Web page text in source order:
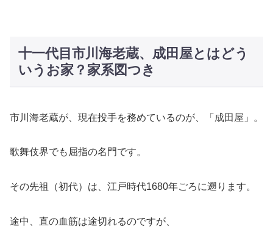
十一代目市川海老蔵、成田屋とはどう
いうお家？家系図つき
市川海老蔵が、現在投手を務めているのが、「成田屋」。
歌舞伎界でも屈指の名門です。
その先祖（初代）は、江戸時代1680年ごろに遡ります。
途中、直の血筋は途切れるのですが、